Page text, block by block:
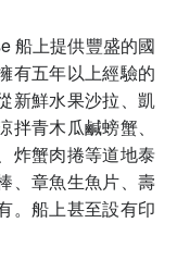
船上提供豐盛的國
有五年以上經驗的
新鮮水果沙拉、凱
青木瓜鹹螃蟹、
炸蟹肉捲等道地泰
、章魚生魚片、壽
。船上甚至設有印